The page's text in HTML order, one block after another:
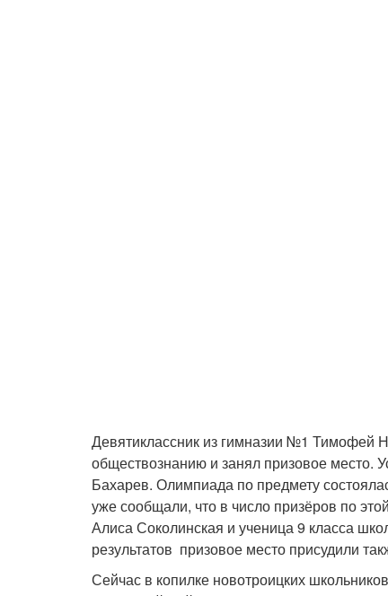
Девятиклассник из гимназии №1 Тимофей
обществознанию и занял призовое место.
Бахарев. Олимпиада по предмету
уже сообщали, что в число призёров по
Алиса Соколинская и ученица 9 класса
результатов призовое место присудили
Сейчас в копилке новотроицких